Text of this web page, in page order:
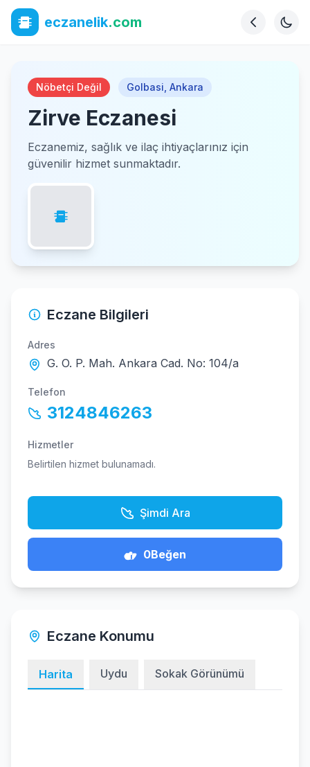
eczanelik.com
Nöbetçi Değil Golbasi Ankara
Zirve Eczanesi
Eczanemiz, sağlık ve ilaç ihtiyaçlarınız için
güvenilir hizmet sunmaktadır.
Eczane Bilgileri
Adres
G. O. P. Mah. Ankara Cad. No: 104/a
Telefon
3124846263
Hizmetler
Belirtilen hizmet bulunamadı.
Şimdi Ara
0Beğen
Eczane Konumu
Harita Uydu Sokak Görünümü